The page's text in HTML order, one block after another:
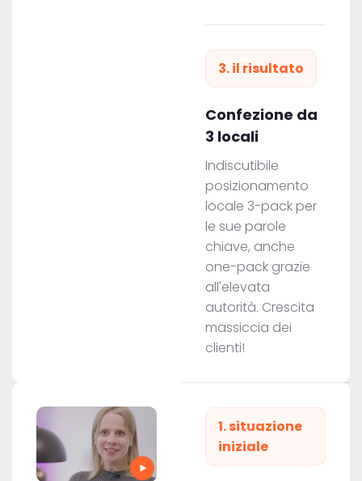
3. il risultato
Confezione da
3 locali
Indiscutibile
posizionamento
locale 3-pack per
le sue parole
chiave, anche
one-pack grazie
all'elevata
autorità. Crescita
massiccia dei
clienti!
1. situazione
iniziale